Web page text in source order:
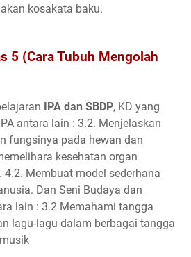
kosakata baku.
5 (Cara Tubuh Mengolah
IPA dan SBDP, KD yang
antara lain : 3.2. Menjelaskan
fungsinya pada hewan dan
kesehatan organ
Membuat model sederhana
Dan Seni Budaya dan
lain : 3.2 Memahami tangga
lagu-lagu dalam berbagai tangga